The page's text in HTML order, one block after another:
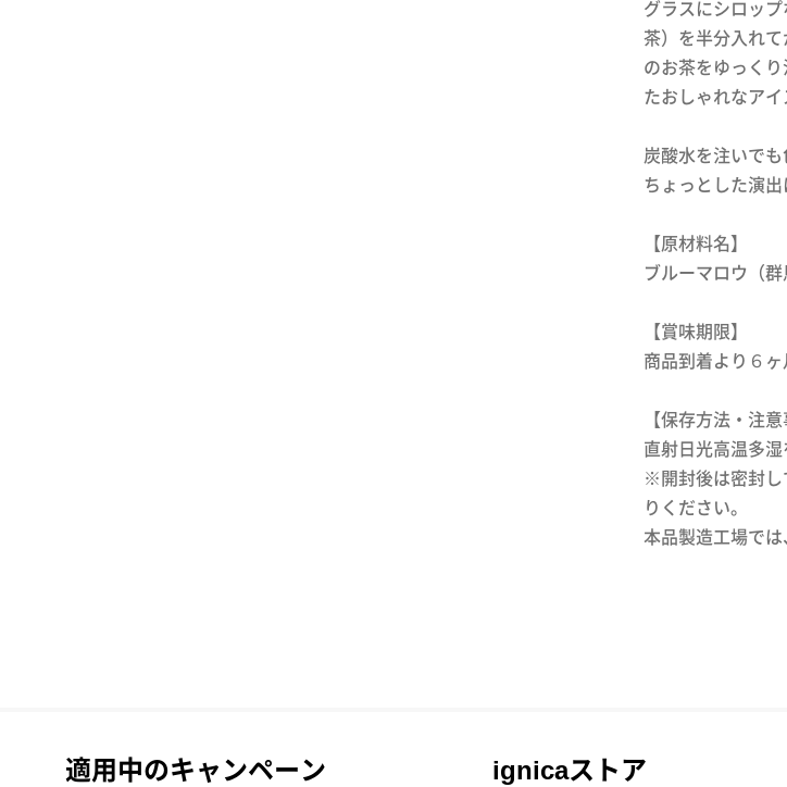
グラスにシロッ
茶）を半分入れ
のお茶をゆっく
たおしゃれなアイ
炭酸水を注いで
ちょっとした演出
【原材料名】
ブルーマロウ（群
【賞味期限】
商品到着より６ヶ
【保存方法・注意
直射日光高温多
※開封後は密封し
りください。
本品製造工場では
適用中のキャンペーン ignicaストア